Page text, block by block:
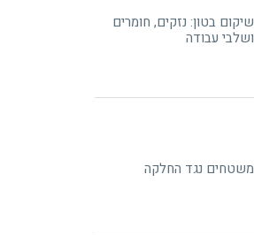
שיקום בטון: נזקים, חומרים
ושלבי עבודה
משטחים נגד החלקה